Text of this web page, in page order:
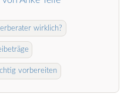
wirklich?
vorbereiten